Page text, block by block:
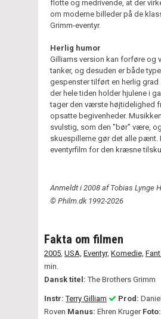
flotte og medrivende, at der
om moderne billeder på de
Grimm-eventyr.
Herlig humor
Gilliams version kan forføre og
tanker, og desuden er både
gespenster tilført en herlig grad
der hele tiden holder hjulene i
tager den værste højtidelighed
opsatte begivenheder.
svulstig, som den "bør" være, og
skuespillerne gør det alle pænt.
eventyrfilm for den kræsne
Anmeldt i 2008 af Tobias Lynge
© Philm.dk 1992-2026
Fakta om filmen
2005 USA, Eventyr, Komedie,
min.
Dansk titel:The Brothers Grimm
Instr: Terry Gilliam Prod:
Roven Manus: Ehren Kruger Foto: